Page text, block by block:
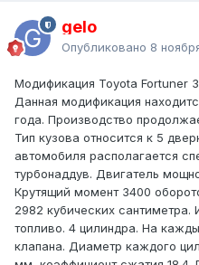
gelo
Опубликовано 8
Модификация Toyota Fortuner
Данная модификация
года. Производство
Тип кузова относится к 5
автомобиля располагается
турбонаддув. Двигатель
Крутящий момент 3400
2982 кубических сантиметра.
топливо. 4 цилиндра. На
клапана. Диаметр каждого